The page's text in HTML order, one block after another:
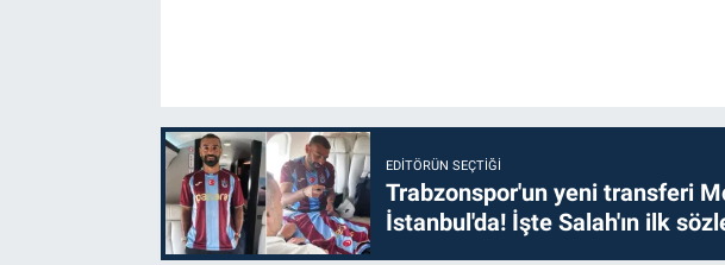
EDITÖRÜN SEÇTIĞI
Trabzonspor'un yeni transferi
İstanbul'da! İşte Salah'ın ilk